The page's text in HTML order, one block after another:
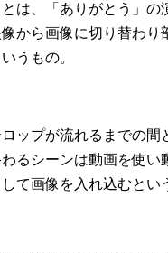
は、「ありがとう」の
から画像に切り替わり
うもの。
ップが流れるまでの間
るシーンは動画を使い
て画像を入れ込むとい